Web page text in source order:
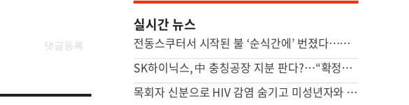
실시간 뉴스
전동스쿠터서 시작된 불 ‘순식간에’ 번졌다…차량·마을회관 덮쳐
SK하이닉스, 中 충칭공장 지분 판다?…“확정된 바는 없다”
목회자 신분으로 HIV 감염 숨기고 미성년자와 성관계